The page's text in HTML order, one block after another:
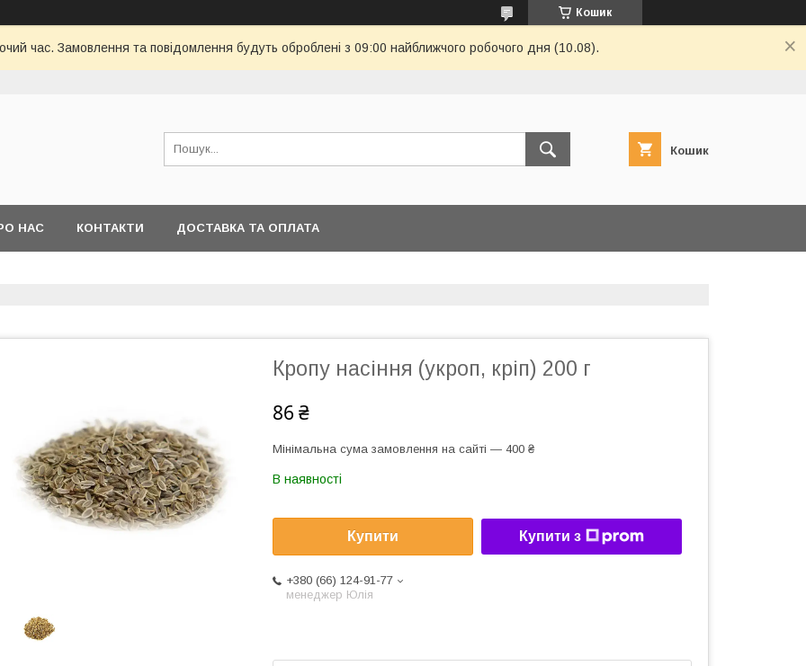
Кошик
час. Замовлення та повідомлення будуть оброблені з 09:00 найближчого робочого дня (10.08).
Кошик
НАС КОНТАКТИ ДОСТАВКА ТА ОПЛАТА
Кропу насіння (укроп, кріп) 200 г
86 ₴
Мінімальна сума замовлення на сайті — 400 ₴
В наявності
Купити Купити з
+380 (66) 124-91-77
менеджер Юлія